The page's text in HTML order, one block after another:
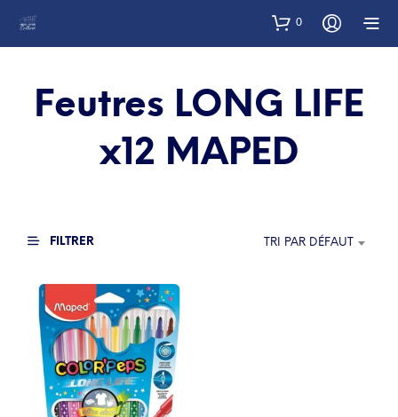
0
Feutres LONG LIFE
x12 MAPED
FILTRER TRI PAR DÉFAUT